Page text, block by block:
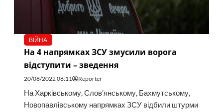
ВІЙНА
На 4 напрямках ЗСУ змусили ворога
відступити – зведення
20/08/2022 08:11 Reporter
На Харківському, Слов’янському, Бахмутському,
Новопавлівському напрямках ЗСУ відбили штурми